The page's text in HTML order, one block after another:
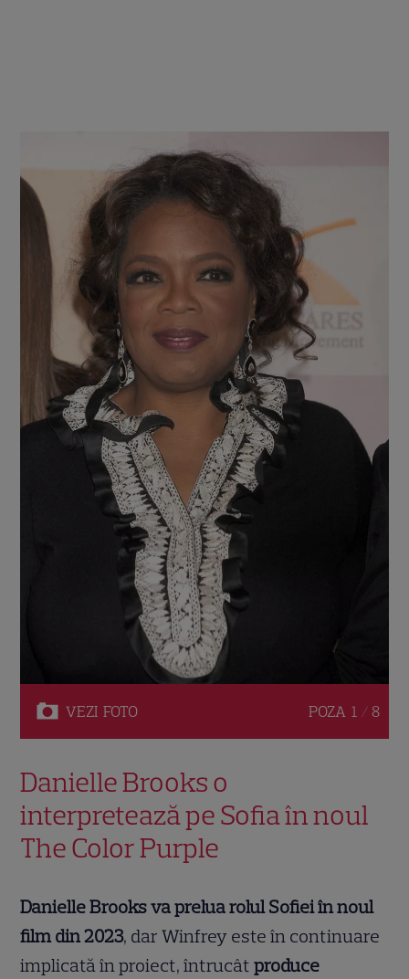
VEZI FOTO POZA 1 / 8
Danielle Brooks o
interpretează pe Sofia în noul
The Color Purple
Danielle Brooks va prelua rolul Sofiei în noul
film din 2023, dar Winfrey este în continuare
implicată în proiect, întrucâtproduce